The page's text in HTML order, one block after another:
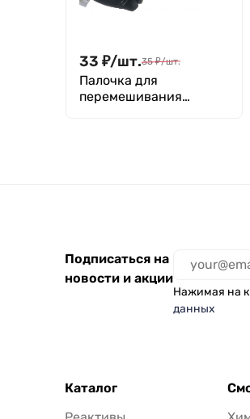
33 ₽/шт.35 ₽/шт.
Палочка для
перемешивания
Подписаться на
новости и акции
Нажимая на
данных
Каталог